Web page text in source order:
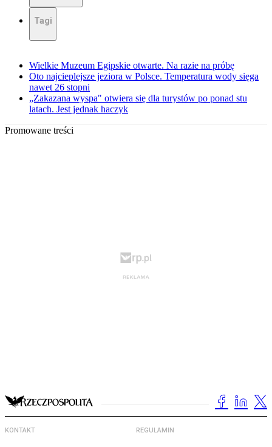
Tagi
Wielkie Muzeum Egipskie otwarte. Na razie na próbę
Oto najcieplejsze jeziora w Polsce. Temperatura wody sięga
nawet 26 stopni
„Zakazana wyspa" otwiera się dla turystów po ponad stu
latach. Jest jednak haczyk
Promowane treści
KONTAKT REGULAMIN